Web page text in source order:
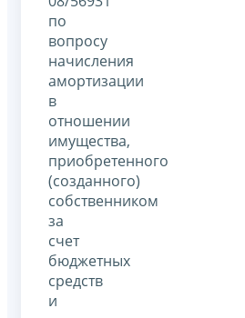
по
вопросу
начисления
амортизации
в
отношении
имущества,
приобретенного
(созданного)
собственником
за
счет
бюджетных
средств
и